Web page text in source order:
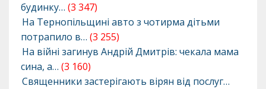
будинку… (3 347)
На Тернопільщині авто з чотирма дітьми
потрапило в… (3 255)
На війні загинув Андрій Дмитрів: чекала мама
сина, а… (3 160)
Священники застерігають вірян від послуг…